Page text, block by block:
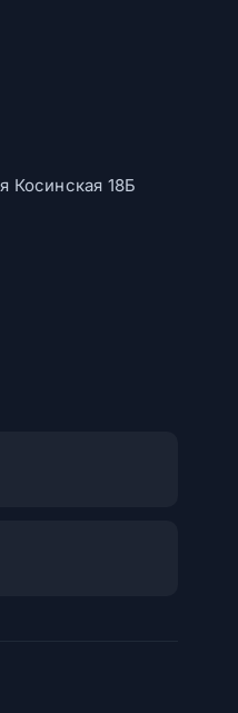
Косинская 18Б